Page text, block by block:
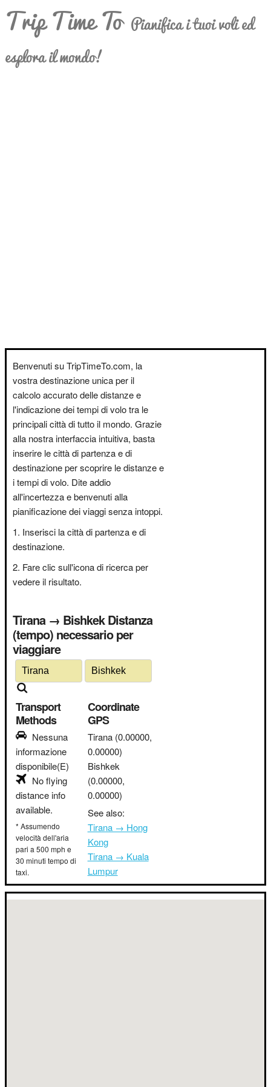
Trip Time To Pianifica i tuoi voli ed
esplora il mondo!
Benvenuti su TripTimeTo.com, la
vostra destinazione unica per il
calcolo accurato delle distanze e
l'indicazione dei tempi di volo tra le
principali città di tutto il mondo. Grazie
alla nostra interfaccia intuitiva, basta
inserire le città di partenza e di
destinazione per scoprire le distanze e
i tempi di volo. Dite addio
all'incertezza e benvenuti alla
pianificazione dei viaggi senza intoppi.
Inserisci la città di partenza e di
destinazione.
Fare clic sull'icona di ricerca per
vedere il risultato.
Tirana → Bishkek Distanza
(tempo) necessario per
viaggiare
Transport
Methods
Nessuna
informazione
disponibile(E)
No flying
distance info
available.
* Assumendo
velocità dell'aria
pari a 500 mph e
30 minuti tempo di
taxi.
Coordinate
GPS
Tirana (0.00000,
0.00000)
Bishkek
(0.00000,
0.00000)
See also:
Tirana → Hong
Kong
Tirana → Kuala
Lumpur